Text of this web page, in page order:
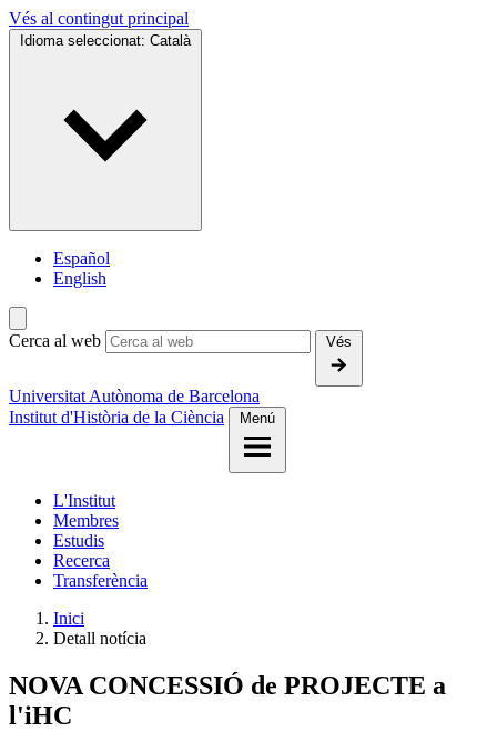
Vés al contingut principal
Idioma seleccionat: Català
Español
English
Cerca al web Vés
Universitat Autònoma de Barcelona
Institut d'Història de la Ciència
Menú
L'Institut
Membres
Estudis
Recerca
Transferència
Inici
Detall notícia
NOVA CONCESSIÓ de PROJECTE a
l'iHC